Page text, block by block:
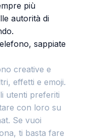
più
autorità di
sappiate
creative e
effetti e emoji.
utenti preferiti
con loro su
Se vuoi
ti basta fare